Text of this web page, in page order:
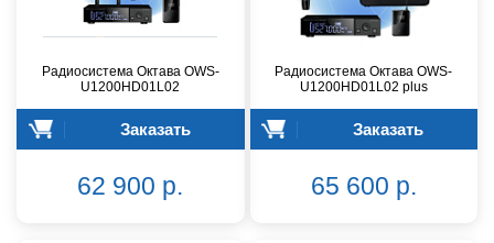
Радиосистема Октава OWS-
U1200HD01L02
Заказать
62 900 р.
Радиосистема Октава OWS-
U1200HD01L02 plus
Заказать
65 600 р.